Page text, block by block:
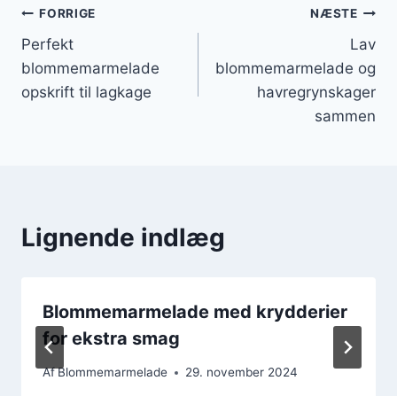
Indlægsnavigation
FORRIGE
Perfekt
blommemarmelade
opskrift til lagkage
NÆSTE
Lav
blommemarmelade og
havregrynskager
sammen
Lignende indlæg
Blommemarmelade med krydderier
for ekstra smag
AfBlommemarmelade 29. november 2024